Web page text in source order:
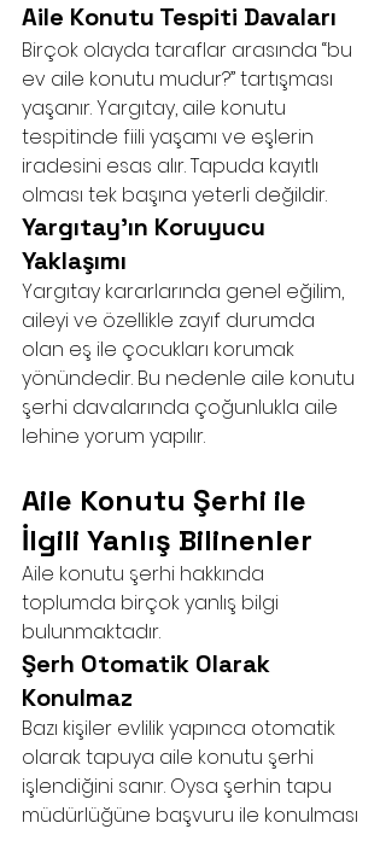
Aile Konutu Tespiti Davaları
Birçok olayda taraflar arasında “bu
ev aile konutu mudur?” tartışması
yaşanır. Yargıtay, aile konutu
tespitinde fiili yaşamı ve eşlerin
iradesini esas alır. Tapuda kayıtlı
olması tek başına yeterli değildir.
Yargıtay’ın Koruyucu
Yaklaşımı
Yargıtay kararlarında genel eğilim,
aileyi ve özellikle zayıf durumda
olan eş ile çocukları korumak
yönündedir. Bu nedenle aile konutu
şerhi davalarında çoğunlukla aile
lehine yorum yapılır.
Aile Konutu Şerhi ile
İlgili Yanlış Bilinenler
Aile konutu şerhi hakkında
toplumda birçok yanlış bilgi
bulunmaktadır.
Şerh Otomatik Olarak
Konulmaz
Bazı kişiler evlilik yapınca otomatik
olarak tapuya aile konutu şerhi
işlendiğini sanır. Oysa şerhin tapu
müdürlüğüne başvuru ile konulması